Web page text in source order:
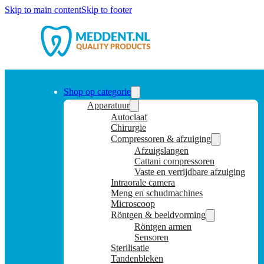
Skip to main contentSkip to footer
Shop op categorie
Apparatuur
Autoclaaf
Chirurgie
Compressoren & afzuiging
Afzuigslangen
Cattani compressoren
Vaste en verrijdbare afzuiging
Intraorale camera
Meng en schudmachines
Microscoop
Röntgen & beeldvorming
Röntgen armen
Sensoren
Sterilisatie
Tandenbleken